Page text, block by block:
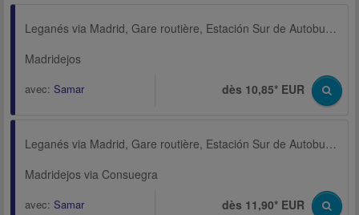
Leganés via Madrid, Gare routière, Estación Sur de Autobuses
Madridejos
avec: Samar dès 10,85* EUR
Leganés via Madrid, Gare routière, Estación Sur de Autobuses
Madridejos via Consuegra
avec: Samar dès 11,90* EUR